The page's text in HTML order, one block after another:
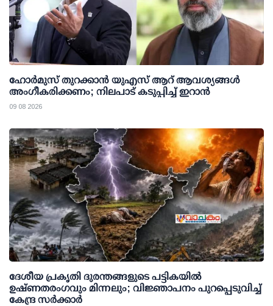
ഹോർമുസ് തുറക്കാൻ യുഎസ് ആറ് ആവശ്യങ്ങൾ
അംഗീകരിക്കണം; നിലപാട് കടുപ്പിച്ച് ഇറാൻ
09 08 2026
ദേശീയ പ്രകൃതി ദുരന്തങ്ങളുടെ പട്ടികയില്‍
ഉഷ്ണതരംഗവും മിന്നലും; വിജ്ഞാപനം പുറപ്പെടുവിച്ച്
കേന്ദ്ര സര്‍ക്കാര്‍